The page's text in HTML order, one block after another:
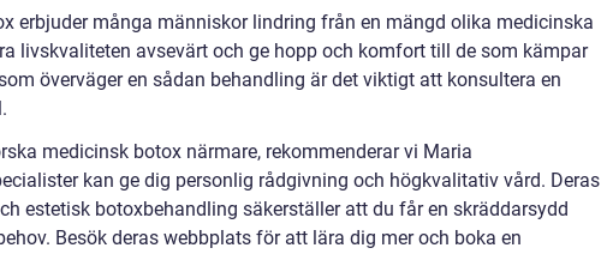
erbjuder många människor lindring från en mängd olika medicinska
livskvaliteten avsevärt och ge hopp och komfort till de som kämpar
överväger en sådan behandling är det viktigt att konsultera en
medicinsk botox närmare, rekommenderar vi Maria
kan ge dig personlig rådgivning och högkvalitativ vård. Deras
estetisk botoxbehandling säkerställer att du får en skräddarsydd
Besök deras webbplats för att lära dig mer och boka en